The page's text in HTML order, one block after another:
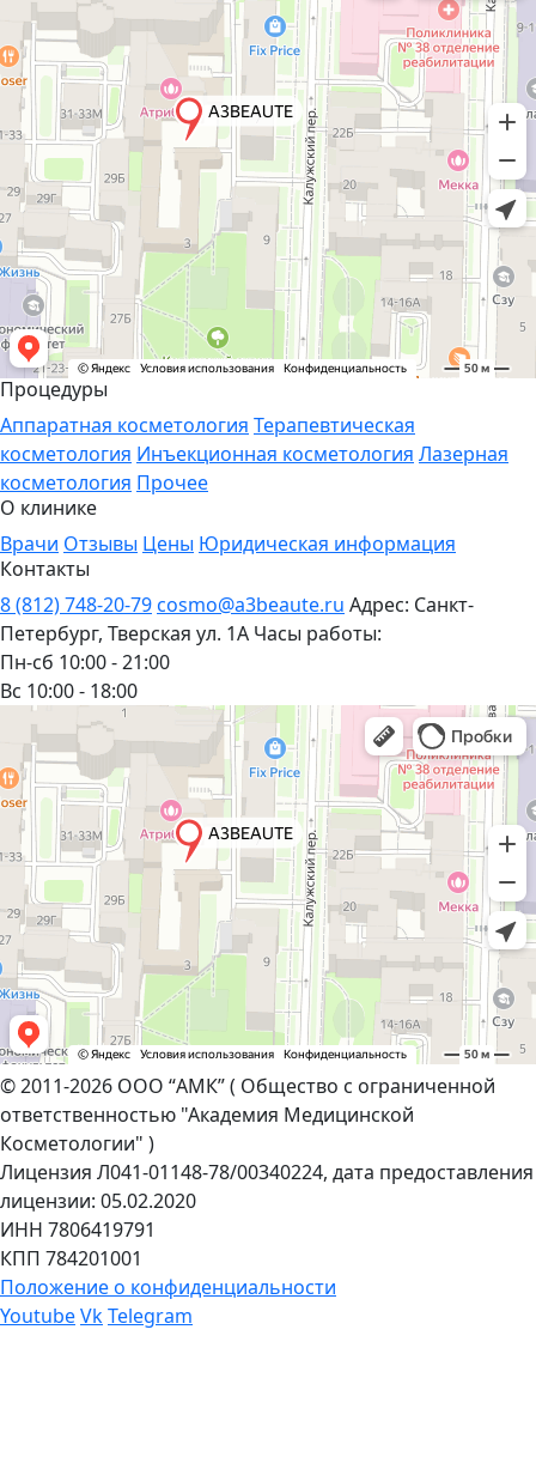
Процедуры
Аппаратная косметология Терапевтическая
косметология Инъекционная косметология Лазерная
косметология Прочее
О клинике
Врачи Отзывы Цены Юридическая информация
Контакты
8 (812) 748-20-79cosmo@a3beaute.ru Адрес: Санкт-
Петербург, Тверская ул. 1А Часы работы:
Пн-сб 10:00 - 21:00
Вс 10:00 - 18:00
© 2011-2026 OOO “АМК” ( Общество с ограниченной
ответственностью "Академия Медицинской
Косметологии" )
Лицензия Л041-01148-78/00340224, дата предоставления
лицензии: 05.02.2020
ИНН 7806419791
КПП 784201001
Положение о конфиденциальности
YoutubeVkTelegram